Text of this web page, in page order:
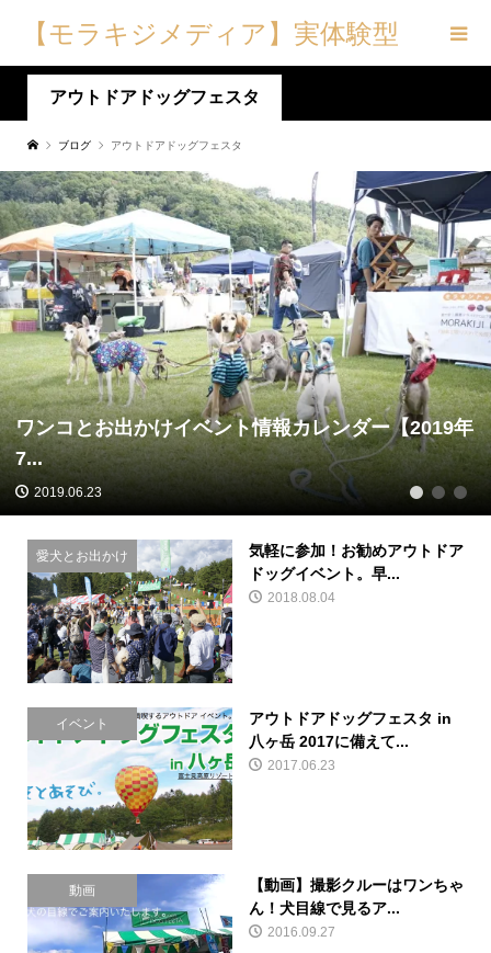
【モラキジメディア】実体験型
の犬メディア&トリーツ専門店
アウトドアドッグフェスタ
ブログ アウトドアドッグフェスタ
ワンコとお出かけイベント情報カレンダー【2019年
7...
2019.06.23 1 2 3
愛犬とお出かけ
気軽に参加！お勧めアウトドア
ドッグイベント。早...
2018.08.04
イベント
アウトドアドッグフェスタ in
八ヶ岳 2017に備えて...
2017.06.23
動画
【動画】撮影クルーはワンちゃ
ん！犬目線で見るア...
2016.09.27